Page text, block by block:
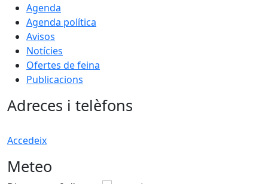
Agenda
Agenda política
Avisos
Notícies
Ofertes de feina
Publicacions
Adreces i telèfons
Accedeix
Meteo